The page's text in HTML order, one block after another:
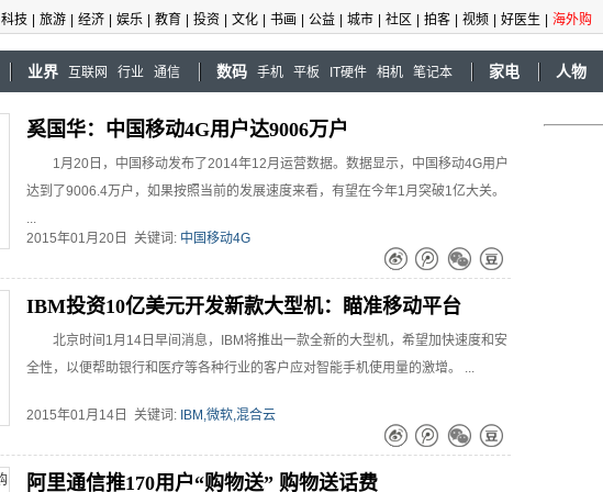
科技 旅游 经济 娱乐 教育 投资 文化 书画 公益 城市 社区 拍客 视频 好医生 海外购
业界 互联网 行业 通信 数码 手机 平板 IT硬件 相机 笔记本 家电 人物
奚国华：中国移动4G用户达9006万户
1月20日，中国移动发布了2014年12月运营数据。数据显示，中国移动4G用户
达到了9006.4万户，如果按照当前的发展速度来看，有望在今年1月突破1亿大关。
...
2015年01月20日 关键词: 中国移动4G
IBM投资10亿美元开发新款大型机：瞄准移动平台
北京时间1月14日早间消息，IBM将推出一款全新的大型机，希望加快速度和安
全性，以便帮助银行和医疗等各种行业的客户应对智能手机使用量的激增。 ...
2015年01月14日 关键词: IBM,微软,混合云
阿里通信推170用户“购物送” 购物送话费